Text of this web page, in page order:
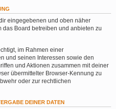
eingegebenen und oben näher
Board betreiben und anbieten zu
im Rahmen einer
und seinen Interessen sowie den
und Aktionen zusammen mit deiner
übermittelter Browser-Kennung zu
oder zur rechtlichen
DEINER DATEN